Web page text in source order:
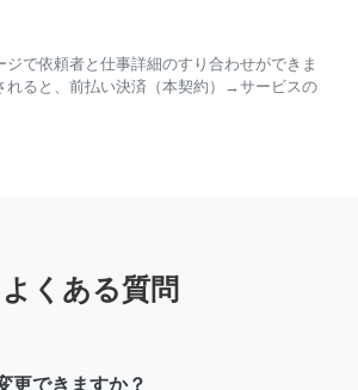
で依頼者と仕事詳細のすり合わせができま
れると、前払い決済（本契約）→サービスの
よくある質問
更できますか？